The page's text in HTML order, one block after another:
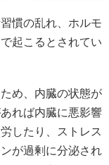
慣の乱れ、ホルモ
起こるとされてい
め、内臓の状態が
れば内臓に悪影響
したり、ストレス
が過剰に分泌され